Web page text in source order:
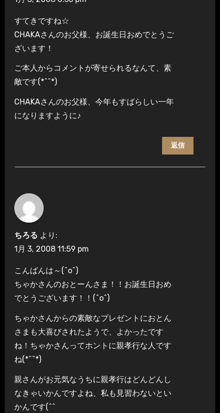
すてきですね☆
CHAKAさんのお父様、お誕生日おめでとうご
ざいます！
ご本人からコメントが寄せられるなんて、素
敵です(*^^*)
CHAKAさんのお父様、今年もすばらしい一年
になりますように♪
返信
ちろる より:
1月 3, 2008 11:59 pm
こんばんは～(^o^)
ちゃかさんのおとーんさま！！お誕生日おめ
でとうございます！！(^o^)
ちゃかさんからの素敵なプレゼントにおとん
さまも大喜びされたようで、よかったです
ね！ちゃかさんってホントに親孝行な人です
ね(*^^*)
親さんがお元気なうちに親孝行はどんどんし
なきゃいかんですよね、私も見習わないとい
かんです(^^ゞ